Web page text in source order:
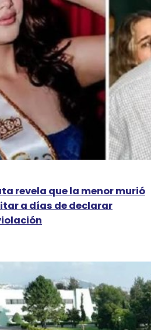
revela que la menor murió
a días de declarar